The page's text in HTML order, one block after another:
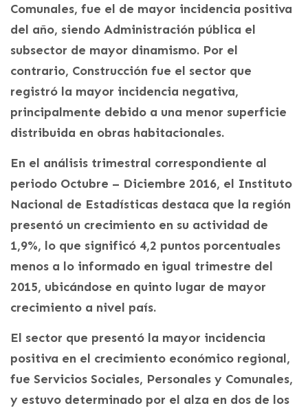
Comunales, fue el de mayor incidencia positiva
del año, siendo Administración pública el
subsector de mayor dinamismo. Por el
contrario, Construcción fue el sector que
registró la mayor incidencia negativa,
principalmente debido a una menor superficie
distribuida en obras habitacionales.
En el análisis trimestral correspondiente al
periodo Octubre – Diciembre 2016, el Instituto
Nacional de Estadísticas destaca que la región
presentó un crecimiento en su actividad de
1,9%, lo que significó 4,2 puntos porcentuales
menos a lo informado en igual trimestre del
2015, ubicándose en quinto lugar de mayor
crecimiento a nivel país.
El sector que presentó la mayor incidencia
positiva en el crecimiento económico regional,
fue Servicios Sociales, Personales y Comunales,
y estuvo determinado por el alza en dos de los